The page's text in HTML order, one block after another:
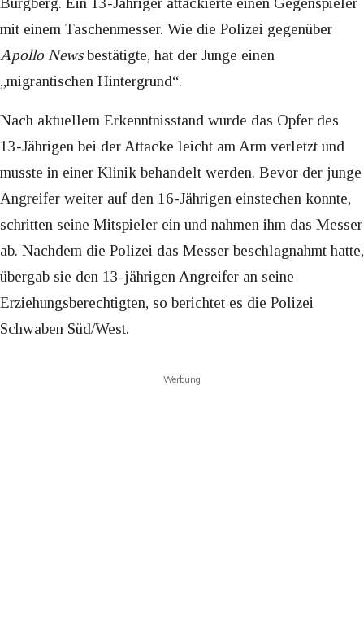
mit einem Taschenmesser. Wie die Polizei gegenüber
Apollo Newsbestätigte, hat der Junge einen
„migrantischen Hintergrund“.
Nach aktuellem Erkenntnisstand wurde das Opfer des
13-Jährigen bei der Attacke leicht am Arm verletzt und
musste in einer Klinik behandelt werden. Bevor der junge
Angreifer weiter auf den 16-Jährigen einstechen konnte,
schritten seine Mitspieler ein und nahmen ihm das Messer
ab. Nachdem die Polizei das Messer beschlagnahmt hatte,
übergab sie den 13-jährigen Angreifer an seine
Erziehungsberechtigten, so berichtet es die Polizei
Schwaben Süd/West.
Werbung